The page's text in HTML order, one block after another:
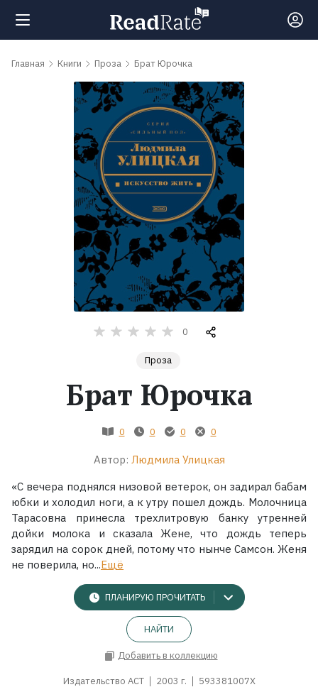
Поиск
Рейтинги
обсуждаемые
Экранизации
Главная Книги Проза Брат Юрочка
0
Проза
Брат Юрочка
0 0 0 0
Автор: Людмила Улицкая
«С вечера поднялся низовой ветерок, он задирал бабам
юбки и холодил ноги, а к утру пошел дождь. Молочница
Тарасовна принесла трехлитровую банку утренней
дойки молока и сказала Жене, что дождь теперь
зарядил на сорок дней, потому что нынче Самсон. Женя
не поверила, но...Ещё
ПЛАНИРУЮ ПРОЧИТАТЬ
НАЙТИ
Добавить в коллекцию
Издательство АСТ 2003 г. 593381007X